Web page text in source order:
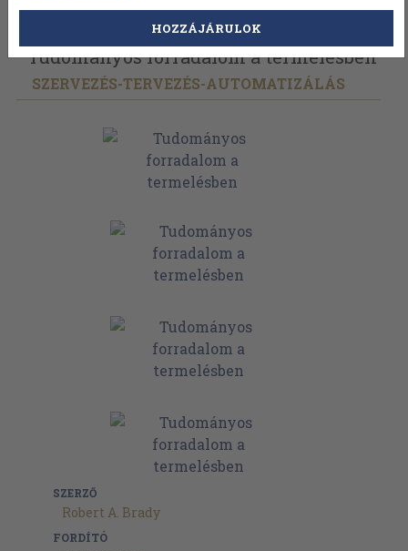
Vissza az előző oldalra Válasszon példányt
Tudományos forradalom a termelésben
SZERVEZÉS-TERVEZÉS-AUTOMATIZÁLÁS
SZERZŐ
Robert A. Brady
FORDÍTÓ
HOZZÁJÁRULOK